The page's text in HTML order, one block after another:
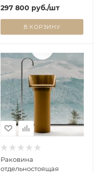
297 800 руб./шт
В КОРЗИНУ
Раковина
отдельностоящая